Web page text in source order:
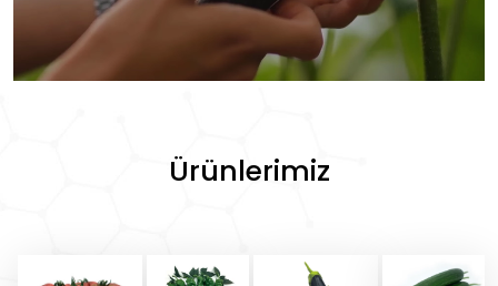
Ürünlerimiz